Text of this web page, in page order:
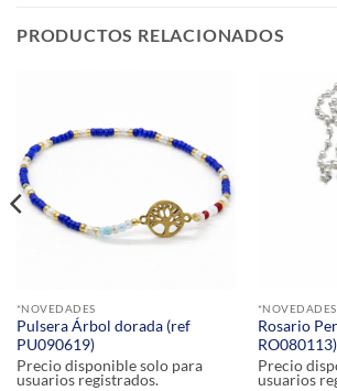
PRODUCTOS RELACIONADOS
*NOVEDADES
Pulsera Árbol dorada (ref
PU090619)
Precio disponible solo para
usuarios registrados.
*NOVEDADES
Rosario
RO080113)
Precio
usuarios